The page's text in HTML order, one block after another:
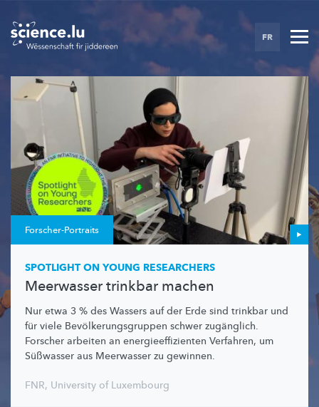
main
FR
Forscher-Portraits
SPOTLIGHT ON YOUNG RESEARCHERS
Meerwasser trinkbar machen
Nur etwa 3 % des Wassers auf der Erde sind trinkbar und
für viele Bevölkerungsgruppen schwer zugänglich.
Forscher arbeiten an energieeffizienten Verfahren, um
Süßwasser aus Meerwasser zu gewinnen.
FNR, University of Luxembourg